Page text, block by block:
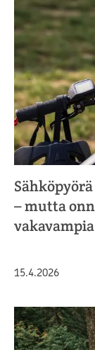
– mutta
vakavampia
Julkaistu
15.4.2026